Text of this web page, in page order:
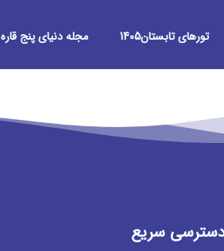
تورهای تابستان1405 مجله دنیای پنج قاره
سریع